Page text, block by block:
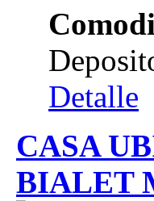
Detalle
CASA
BIALET